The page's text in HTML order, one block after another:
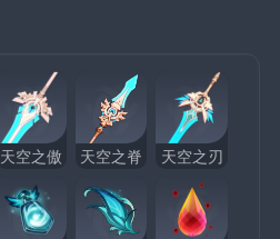
天空之傲 天空之脊 天空之刃